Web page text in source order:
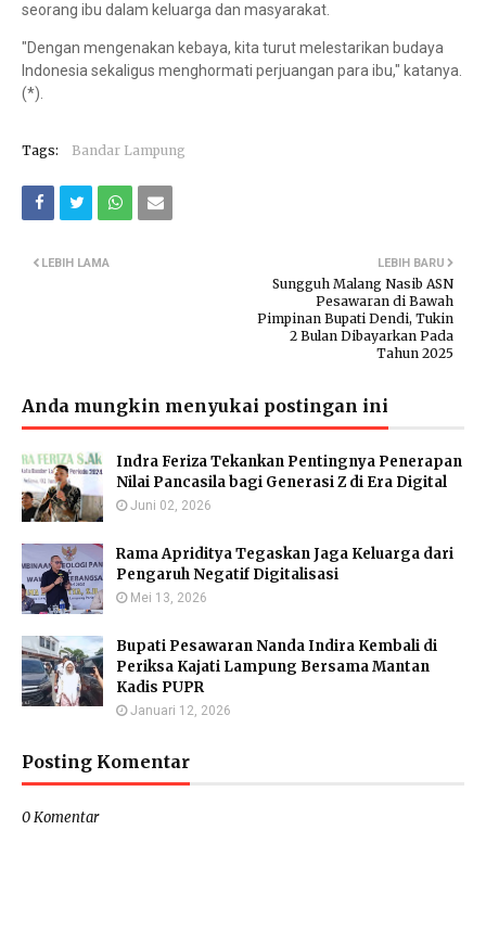
seorang ibu dalam keluarga dan masyarakat.
"Dengan mengenakan kebaya, kita turut melestarikan budaya
Indonesia sekaligus menghormati perjuangan para ibu," katanya.
(*).
Tags: Bandar Lampung
LEBIH BARU
Sungguh Malang Nasib ASN
Pesawaran di Bawah
Pimpinan Bupati Dendi, Tukin
2 Bulan Dibayarkan Pada
Tahun 2025
LEBIH LAMA
Anda mungkin menyukai postingan ini
Indra Feriza Tekankan Pentingnya Penerapan
Nilai Pancasila bagi Generasi Z di Era Digital
Juni 02, 2026
Rama Apriditya Tegaskan Jaga Keluarga dari
Pengaruh Negatif Digitalisasi
Mei 13, 2026
Bupati Pesawaran Nanda Indira Kembali di
Periksa Kajati Lampung Bersama Mantan
Kadis PUPR
Januari 12, 2026
Posting Komentar
0 Komentar